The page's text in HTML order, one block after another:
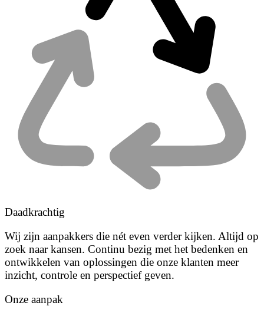
Daadkrachtig
Wij zijn aanpakkers die nét even verder kijken. Altijd op
zoek naar kansen. Continu bezig met het bedenken en
ontwikkelen van oplossingen die onze klanten meer
inzicht, controle en perspectief geven.
Onze aanpak